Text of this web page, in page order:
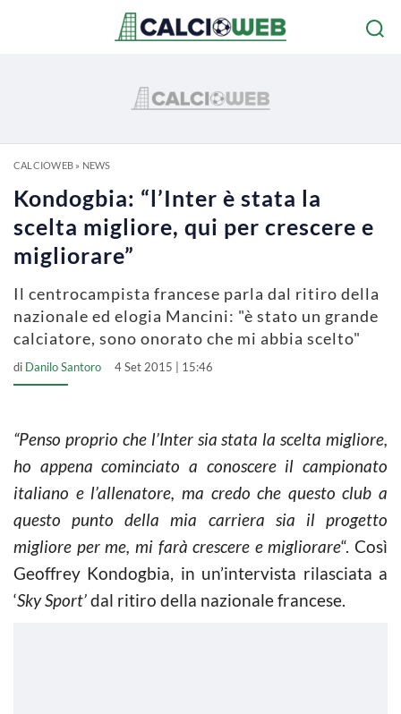
CALCIOWEB» NEWS
Kondogbia: “l’Inter è stata la
scelta migliore, qui per crescere e
migliorare”
Il centrocampista francese parla dal ritiro della
nazionale ed elogia Mancini: "è stato un grande
calciatore, sono onorato che mi abbia scelto"
di Danilo Santoro 4 Set 2015 | 15:46
“Penso proprio che l’Inter sia stata la scelta migliore,
ho appena cominciato a conoscere il campionato
italiano e l’allenatore, ma credo che questo club a
questo punto della mia carriera sia il progetto
migliore per me, mi farà crescere e migliorare“. Così
Geoffrey Kondogbia, in un’intervista rilasciata a
‘Sky Sport’dal ritiro della nazionale francese.